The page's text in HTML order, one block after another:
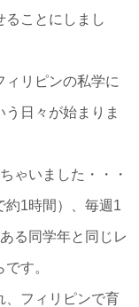
ることにしまし
ィリピンの私学に
日々が始まりま
ゃいました・・・
約1時間）、毎週1
る同学年と同じレ
す。
、フィリピンで育